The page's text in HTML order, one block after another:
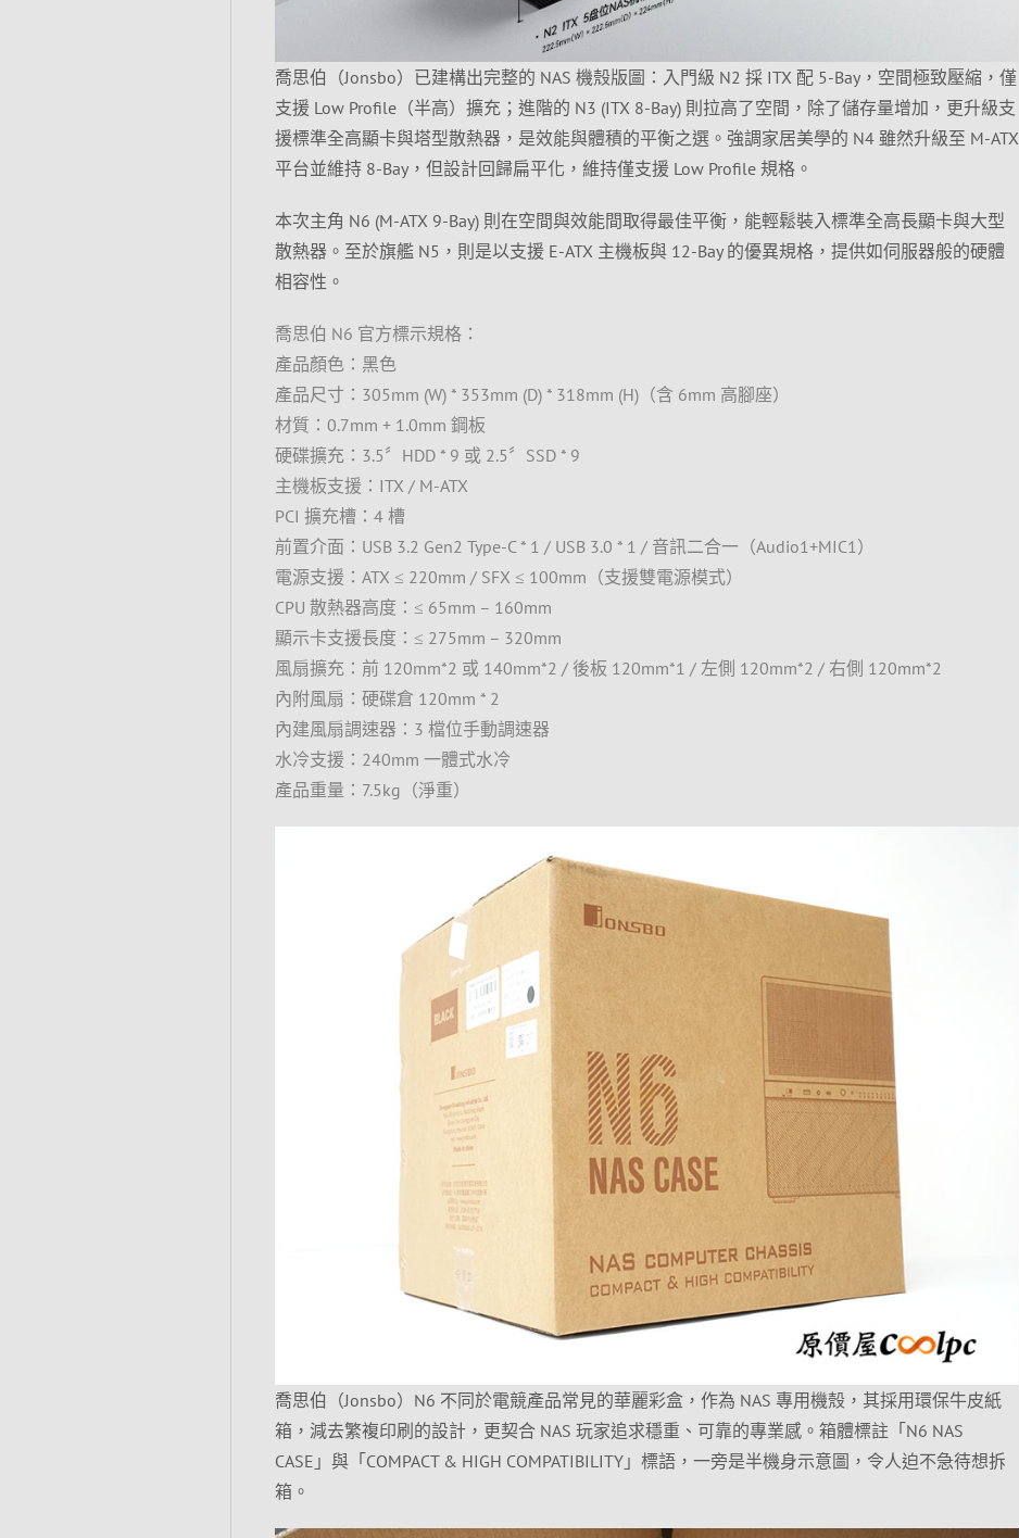
喬思伯（Jonsbo）已建構出完整的 NAS 機殼版圖：入門級 N2 採 ITX 配 5-Bay，空間極致壓縮，僅
支援 Low Profile（半高）擴充；進階的 N3 (ITX 8-Bay) 則拉高了空間，除了儲存量增加，更升級支
援標準全高顯卡與塔型散熱器，是效能與體積的平衡之選。強調家居美學的 N4 雖然升級至 M-ATX
平台並維持 8-Bay，但設計回歸扁平化，維持僅支援 Low Profile 規格。
本次主角 N6 (M-ATX 9-Bay) 則在空間與效能間取得最佳平衡，能輕鬆裝入標準全高長顯卡與大型
散熱器。至於旗艦 N5，則是以支援 E-ATX 主機板與 12-Bay 的優異規格，提供如伺服器般的硬體
相容性。
喬思伯 N6 官方標示規格：
產品顏色：黑色
產品尺寸：305mm (W) * 353mm (D) * 318mm (H)（含 6mm 高腳座）
材質：0.7mm + 1.0mm 鋼板
硬碟擴充：3.5〞HDD * 9 或 2.5〞SSD * 9
主機板支援：ITX / M-ATX
PCI 擴充槽：4 槽
前置介面：USB 3.2 Gen2 Type-C * 1 / USB 3.0 * 1 / 音訊二合一（Audio1+MIC1）
電源支援：ATX ≤ 220mm / SFX ≤ 100mm（支援雙電源模式）
CPU 散熱器高度：≤ 65mm – 160mm
顯示卡支援長度：≤ 275mm – 320mm
風扇擴充：前 120mm*2 或 140mm*2 / 後板 120mm*1 / 左側 120mm*2 / 右側 120mm*2
內附風扇：硬碟倉 120mm * 2
內建風扇調速器：3 檔位手動調速器
水冷支援：240mm 一體式水冷
產品重量：7.5kg（淨重）
喬思伯（Jonsbo）N6 不同於電競產品常見的華麗彩盒，作為 NAS 專用機殼，其採用環保牛皮紙
箱，減去繁複印刷的設計，更契合 NAS 玩家追求穩重、可靠的專業感。箱體標註「N6 NAS
CASE」與「COMPACT & HIGH COMPATIBILITY」標語，一旁是半機身示意圖，令人迫不急待想拆
箱。